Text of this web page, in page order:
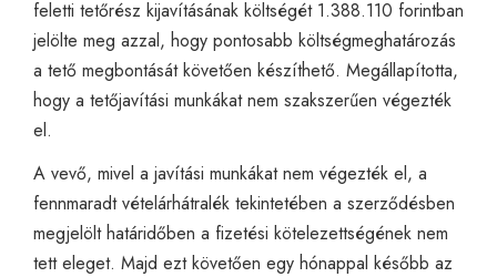
feletti tetőrész kijavításának költségét 1.388.110 forintban
jelölte meg azzal, hogy pontosabb költségmeghatározás
a tető megbontását követően készíthető. Megállapította,
hogy a tetőjavítási munkákat nem szakszerűen végezték
el.
A vevő, mivel a javítási munkákat nem végezték el, a
fennmaradt vételárhátralék tekintetében a szerződésben
megjelölt határidőben a fizetési kötelezettségének nem
tett eleget. Majd ezt követően egy hónappal később az